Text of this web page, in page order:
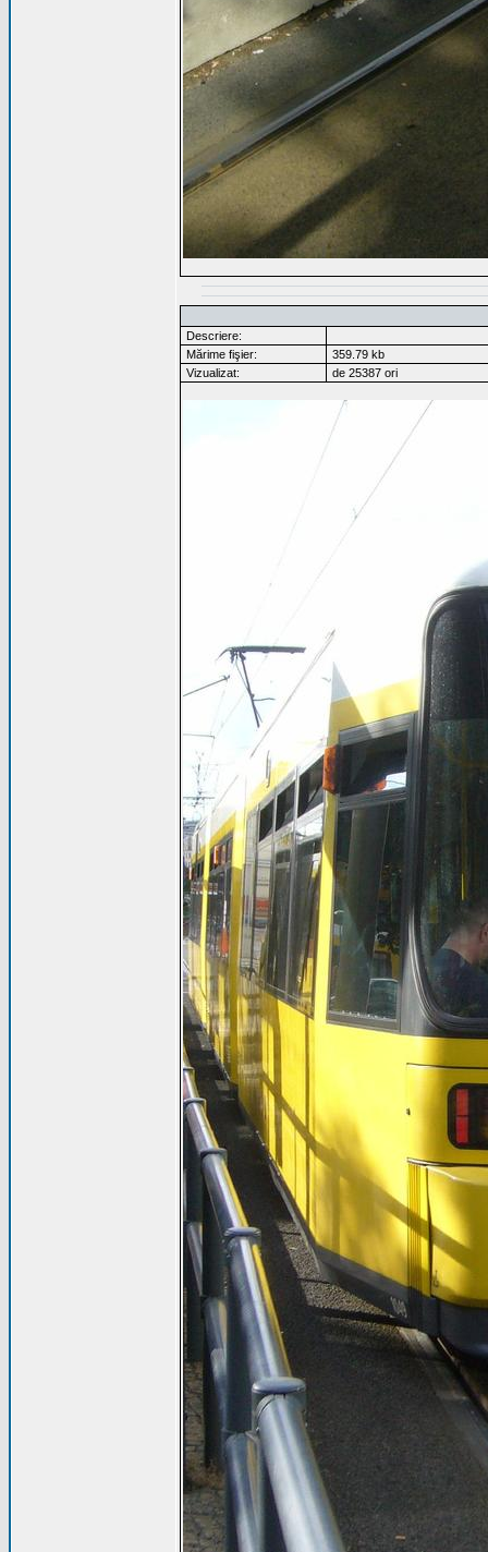
Descriere:
Mărime fişier:
359.79 kb
Vizualizat:
de 25387 ori